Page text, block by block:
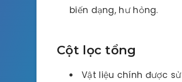
biến dạng, hư hỏng.
Cột lọc tổng
Vật liệu chính được